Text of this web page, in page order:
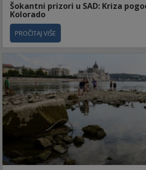
Šokantni prizori u SAD: Kriza
Kolorado
PROČITAJ VIŠE